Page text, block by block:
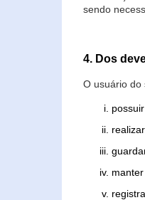
sendo
4. Dos
O usuário do